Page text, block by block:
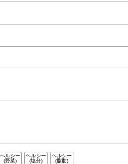
ヘルシー
(野菜)
ヘルシー
(塩分)
ヘルシー
(脂肪)